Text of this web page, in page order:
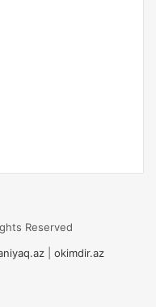
Reserved
| okimdir.az